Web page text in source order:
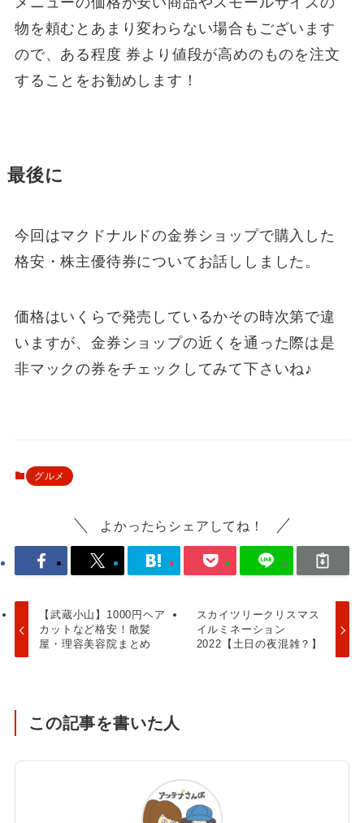
物を頼むとあまり変わらない場合もございます
ので、ある程度 券より値段が高めのものを注文
することをお勧めします！
最後に
今回はマクドナルドの金券ショップで購入した
格安・株主優待券についてお話ししました。
価格はいくらで発売しているかその時次第で違
いますが、金券ショップの近くを通った際は是
非マックの券をチェックしてみて下さいね♪
グルメ
よかったらシェアしてね！
【武蔵小山】1000円ヘア
カットなど格安！散髪
屋・理容美容院まとめ
スカイツリークリスマス
イルミネーション
2022【土日の夜混雑？】
この記事を書いた人